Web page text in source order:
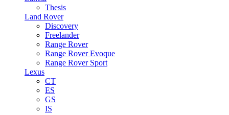
Thesis
Land Rover
Discovery
Freelander
Range Rover
Range Rover Evoque
Range Rover Sport
Lexus
CT
ES
GS
IS